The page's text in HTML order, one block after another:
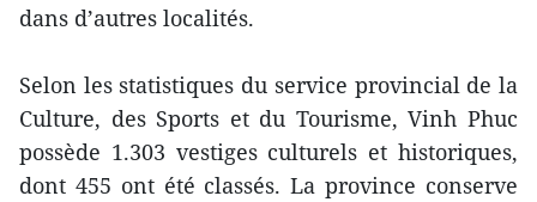
dans d’autres localités.
Selon les statistiques du service provincial de la
Culture, des Sports et du Tourisme, Vinh Phuc
possède 1.303 vestiges culturels et historiques,
dont 455 ont été classés. La province conserve